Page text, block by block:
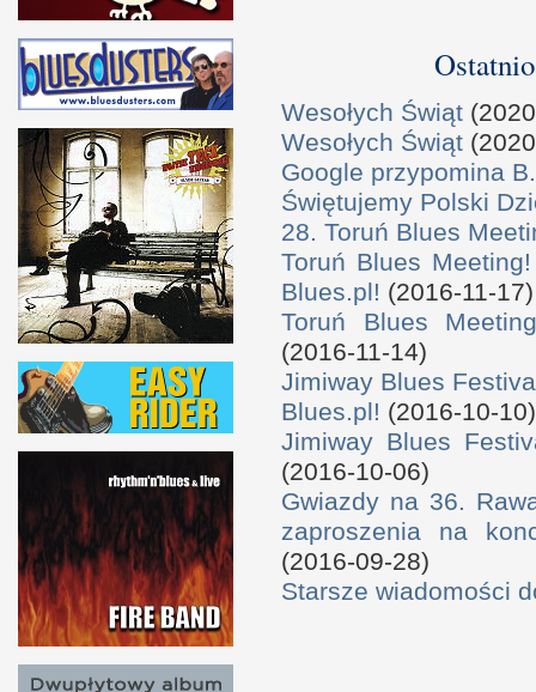
Wesołych Świąt
Wesołych Świąt
Google przypomina
Świętujemy Polski
28. Toruń Blues
Toruń Blues
Blues.pl! (2016-11-17)
Toruń Blues
(2016-11-14)
Jimiway Blues
Blues.pl! (2016-10-10)
Jimiway Blues
(2016-10-06)
Gwiazdy na 36.
zaproszenia na
(2016-09-28)
Starsze wiadomości